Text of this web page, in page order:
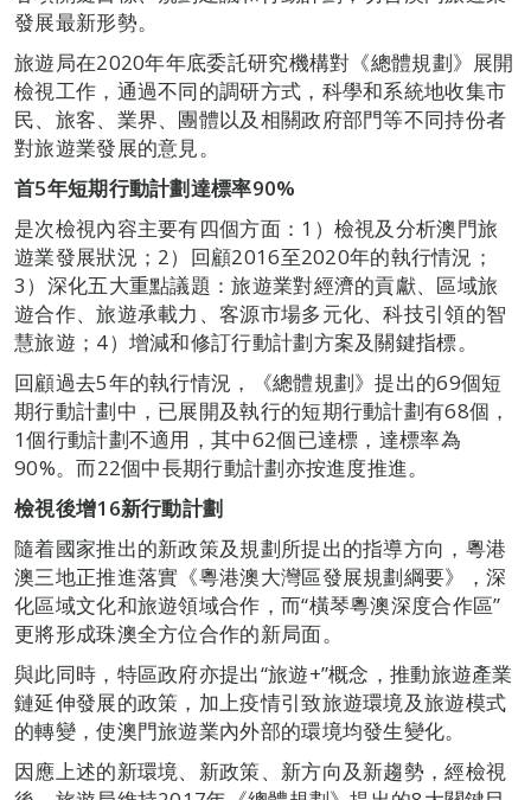
發展最新形勢。
旅遊局在2020年年底委託研究機構對《總體規劃》展開
檢視工作，通過不同的調研方式，科學和系統地收集市
民、旅客、業界、團體以及相關政府部門等不同持份者
對旅遊業發展的意見。
首5年短期行動計劃達標率90%
是次檢視內容主要有四個方面：1）檢視及分析澳門旅
遊業發展狀況；2）回顧2016至2020年的執行情況；
3）深化五大重點議題：旅遊業對經濟的貢獻、區域旅
遊合作、旅遊承載力、客源市場多元化、科技引領的智
慧旅遊；4）增減和修訂行動計劃方案及關鍵指標。
回顧過去5年的執行情況，《總體規劃》提出的69個短
期行動計劃中，已展開及執行的短期行動計劃有68個，
1個行動計劃不適用，其中62個已達標，達標率為
90%。而22個中長期行動計劃亦按進度推進。
檢視後增16新行動計劃
隨着國家推出的新政策及規劃所提出的指導方向，粵港
澳三地正推進落實《粵港澳大灣區發展規劃綱要》，深
化區域文化和旅遊領域合作，而“橫琴粵澳深度合作區”
更將形成珠澳全方位合作的新局面。
與此同時，特區政府亦提出“旅遊+”概念，推動旅遊產業
鏈延伸發展的政策，加上疫情引致旅遊環境及旅遊模式
的轉變，使澳門旅遊業內外部的環境均發生變化。
因應上述的新環境、新政策、新方向及新趨勢，經檢視